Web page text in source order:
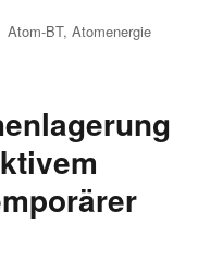
Kategorien
Atom-BT,Atomenergie